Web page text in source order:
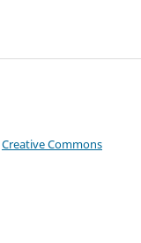
Creative Commons